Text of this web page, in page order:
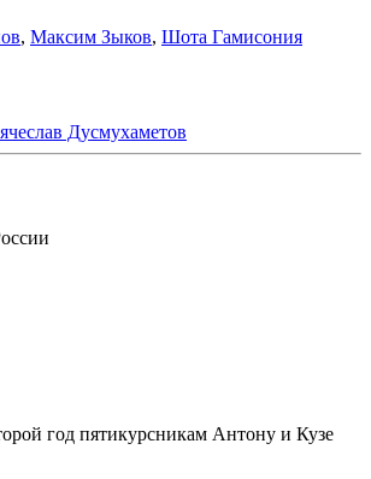
, Максим Зыков, Шота Гамисония
Дусмухаметов
год пятикурсникам Антону и Кузе